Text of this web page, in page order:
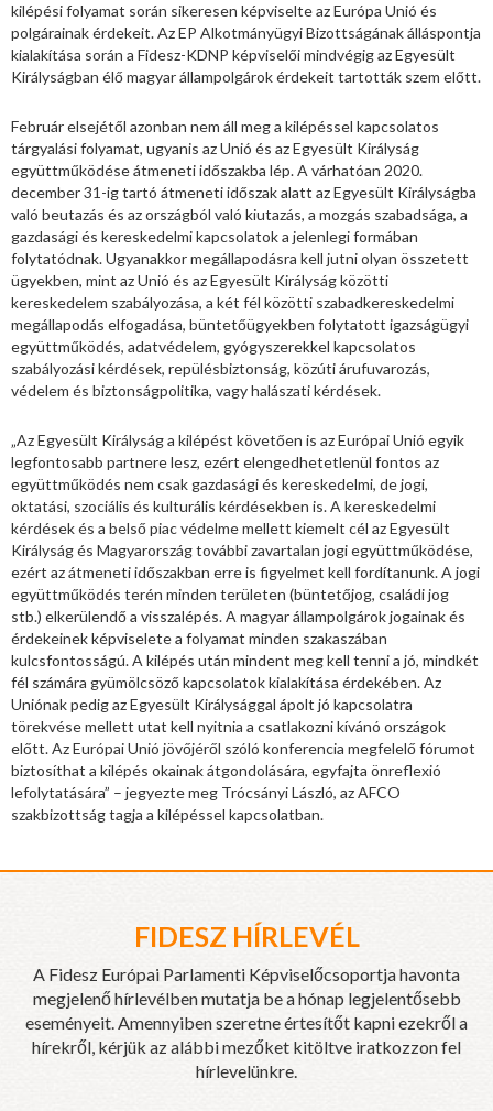
kilépési folyamat során sikeresen képviselte az Európa Unió és
polgárainak érdekeit. Az EP Alkotmányügyi Bizottságának álláspontja
kialakítása során a Fidesz-KDNP képviselői mindvégig az Egyesült
Királyságban élő magyar állampolgárok érdekeit tartották szem előtt.
Február elsejétől azonban nem áll meg a kilépéssel kapcsolatos
tárgyalási folyamat, ugyanis az Unió és az Egyesült Királyság
együttműködése átmeneti időszakba lép. A várhatóan 2020.
december 31-ig tartó átmeneti időszak alatt az Egyesült Királyságba
való beutazás és az országból való kiutazás, a mozgás szabadsága, a
gazdasági és kereskedelmi kapcsolatok a jelenlegi formában
folytatódnak. Ugyanakkor megállapodásra kell jutni olyan összetett
ügyekben, mint az Unió és az Egyesült Királyság közötti
kereskedelem szabályozása, a két fél közötti szabadkereskedelmi
megállapodás elfogadása, büntetőügyekben folytatott igazságügyi
együttműködés, adatvédelem, gyógyszerekkel kapcsolatos
szabályozási kérdések, repülésbiztonság, közúti árufuvarozás,
védelem és biztonságpolitika, vagy halászati kérdések.
„Az Egyesült Királyság a kilépést követően is az Európai Unió egyik
legfontosabb partnere lesz, ezért elengedhetetlenül fontos az
együttműködés nem csak gazdasági és kereskedelmi, de jogi,
oktatási, szociális és kulturális kérdésekben is. A kereskedelmi
kérdések és a belső piac védelme mellett kiemelt cél az Egyesült
Királyság és Magyarország további zavartalan jogi együttműködése,
ezért az átmeneti időszakban erre is figyelmet kell fordítanunk. A jogi
együttműködés terén minden területen (büntetőjog, családi jog
stb.) elkerülendő a visszalépés. A magyar állampolgárok jogainak és
érdekeinek képviselete a folyamat minden szakaszában
kulcsfontosságú. A kilépés után mindent meg kell tenni a jó, mindkét
fél számára gyümölcsöző kapcsolatok kialakítása érdekében. Az
Uniónak pedig az Egyesült Királysággal ápolt jó kapcsolatra
törekvése mellett utat kell nyitnia a csatlakozni kívánó országok
előtt. Az Európai Unió jövőjéről szóló konferencia megfelelő fórumot
biztosíthat a kilépés okainak átgondolására, egyfajta önreflexió
lefolytatására” – jegyezte meg Trócsányi László, az AFCO
szakbizottság tagja a kilépéssel kapcsolatban.
FIDESZ HÍRLEVÉL
A Fidesz Európai Parlamenti Képviselőcsoportja havonta
megjelenő hírlevélben mutatja be a hónap legjelentősebb
eseményeit. Amennyiben szeretne értesítőt kapni ezekről a
hírekről, kérjük az alábbi mezőket kitöltve iratkozzon fel
hírlevelünkre.